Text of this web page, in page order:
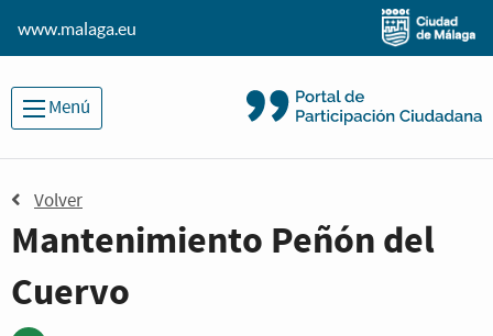
www.malaga.eu
Menú
Volver
Mantenimiento Peñón del
Cuervo